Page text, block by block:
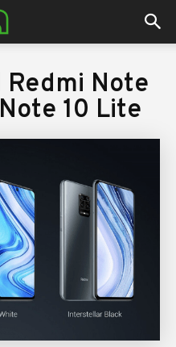
Redmi Note
10 Lite